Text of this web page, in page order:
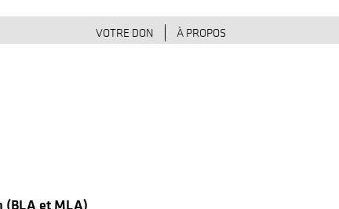
VOTRE DON À PROPOS
(BLA et MLA)